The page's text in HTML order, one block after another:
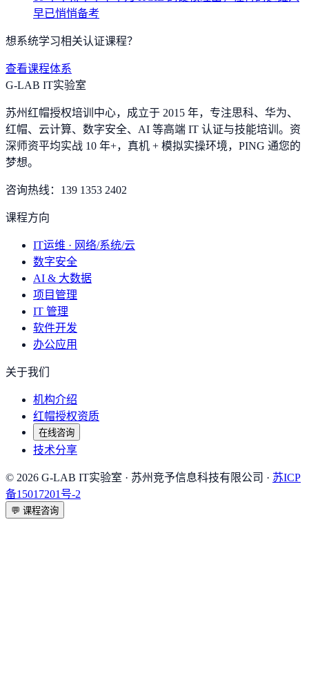
早已悄悄备考
想系统学习相关认证课程？
查看课程体系
G-LAB IT实验室
苏州红帽授权培训中心，成立于 2015 年，专注思科、华为、
红帽、云计算、数字安全、AI 等高端 IT 认证与技能培训。资
深师资平均实战 10 年+，真机 + 模拟实操环境， PING 通您的
梦想。
咨询热线： 139 1353 2402
课程方向
IT运维 · 网络/系统/云
数字安全
AI & 大数据
项目管理
IT 管理
软件开发
办公应用
关于我们
机构介绍
红帽授权资质
在线咨询
技术分享
© 2026 G-LAB IT实验室 · 苏州竞予信息科技有限公司 · 苏ICP
备15017201号-2
💬 课程咨询